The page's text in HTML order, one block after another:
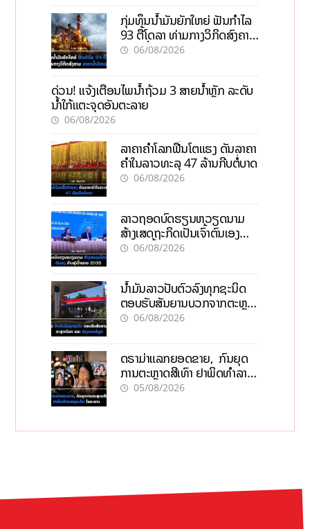
ກຸ່ມທຶນນ້ຳມັນຍັກໃຫຍ່ ຟັນກຳໄລ
93 ຕື້ໂດລາ ທ່າມກາງວິກິດສົງຄາມ
ລາຄານໍ້າມັນແພງ
06/08/2026
ດ່ວນ! ແຈ້ງເຕືອນໄພນໍ້າຖ້ວມ 3 ສາຍນໍ້າຫຼັກ ລະດັບ
ນໍ້າໃກ້ແຕະຈຸດອັນຕະລາຍ
06/08/2026
ລາຄາຄຳໂລກຟື້ນໂຕແຮງ ດັນລາຄາ
ຄຳໃນລາວທະລຸ 47 ລ້ານກີບຕໍ່ບາດ
06/08/2026
ລາວຖອດບົດຮຽນຫວຽດນາມ
ສ້າງເສດຖະກິດເປັນເຈົ້າຕົນເອງ
ກ້າວສູ່ເປົ້າໝາຍ 2035
06/08/2026
ນໍ້າມັນລາວປັບຕົວລົງທຸກຊະນິດ
ຕອບຮັບສັນຍານບວກຈາກຕະຫຼາດ
ໂລກ ແລະ ຊ່ອງແຄບຮໍມູສ
06/08/2026
ດຣາມ່າແລກຍອດຂາຍ, ກົນຍຸດ
ການຕະຫຼາດສີເທົາ ຢາພິດທຳລາຍ
ທຸລະກິດ ໄລຍະຍາວ
05/08/2026